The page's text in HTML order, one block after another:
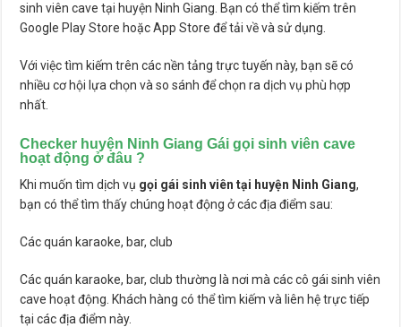
sinh viên cave tại huyện Ninh Giang. Bạn có thể tìm kiếm trên
Google Play Store hoặc App Store để tải về và sử dụng.
Với việc tìm kiếm trên các nền tảng trực tuyến này, bạn sẽ có
nhiều cơ hội lựa chọn và so sánh để chọn ra dịch vụ phù hợp
nhất.
Checker huyện Ninh Giang Gái gọi sinh viên cave
hoạt động ở đâu ?
Khi muốn tìm dịch vụ gọi gái sinh viên tại huyện Ninh Giang,
bạn có thể tìm thấy chúng hoạt động ở các địa điểm sau:
Các quán karaoke, bar, club
Các quán karaoke, bar, club thường là nơi mà các cô gái sinh viên
cave hoạt động. Khách hàng có thể tìm kiếm và liên hệ trực tiếp
tại các địa điểm này.